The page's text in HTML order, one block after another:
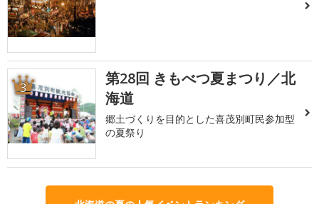
3
第28回 きもべつ夏まつり／北
海道
郷土づくりを目的とした喜茂別町民参加型
の夏祭り